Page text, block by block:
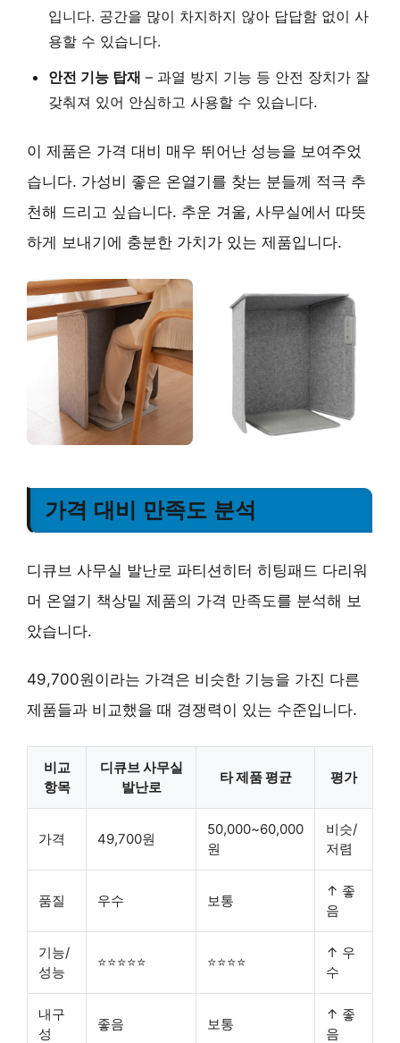
입니다. 공간을 많이 차지하지 않아 답답함 없이 사
용할 수 있습니다.
안전 기능 탑재 – 과열 방지 기능 등 안전 장치가 잘
갖춰져 있어 안심하고 사용할 수 있습니다.
이 제품은 가격 대비 매우 뛰어난 성능을 보여주었
습니다. 가성비 좋은 온열기를 찾는 분들께 적극 추
천해 드리고 싶습니다. 추운 겨울, 사무실에서 따뜻
하게 보내기에 충분한 가치가 있는 제품입니다.
가격 대비 만족도 분석
디큐브 사무실 발난로 파티션히터 히팅패드 다리워
머 온열기 책상밑 제품의 가격 만족도를 분석해 보
았습니다.
49,700원이라는 가격은 비슷한 기능을 가진 다른
제품들과 비교했을 때 경쟁력이 있는 수준입니다.
비교
항목
디큐브 사무실
발난로
타 제품 평균 평가
가격 49,700원
50,000~60,000
원
비슷/
저렴
품질 우수 보통
↑ 좋
음
기능/
성능
⭐⭐⭐⭐⭐ ⭐⭐⭐⭐
↑ 우
수
내구
성
좋음 보통
↑ 좋
음